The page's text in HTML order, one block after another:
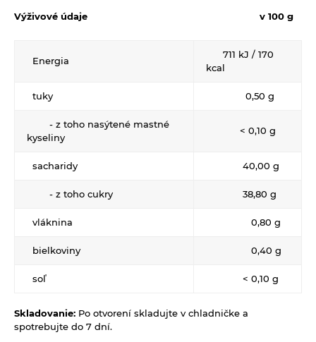
Literatúra
Tašky, vrecká
Výživové údaje v 100 g
Energia
711 kJ / 170
kcal
tuky 0,50 g
- z toho nasýtené mastné
kyseliny
< 0,10 g
sacharidy 40,00 g
- z toho cukry 38,80 g
vláknina 0,80 g
bielkoviny 0,40 g
soľ < 0,10 g
Skladovanie: Po otvorení skladujte v chladničke a
spotrebujte do 7 dní.